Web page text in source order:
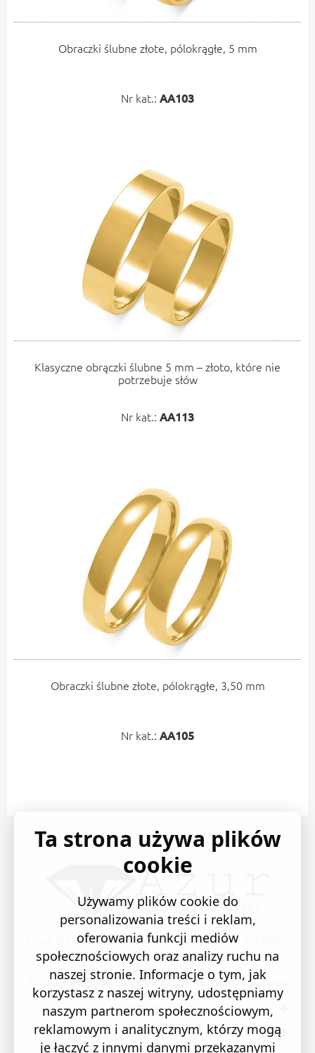
Obraczki ślubne złote, pólokrągłe, 5 mm
Nr kat.: AA103
Klasyczne obrączki ślubne 5 mm – złoto, które nie
potrzebuje słów
Nr kat.: AA113
Obraczki ślubne złote, pólokrągłe, 3,50 mm
Nr kat.: AA105
E-Azur to świetne i sprawdzone miejsce na zakupy. W każdy
produkt wkładamy swoją pasję i serce.
© 2023 Sklep Jubilerski AZUR. Wszystkie prawa zastrzeżone
INFORMACJE
O NAS
Ta strona używa plików
cookie
Używamy plików cookie do
personalizowania treści i reklam,
oferowania funkcji mediów
społecznościowych oraz analizy ruchu na
naszej stronie. Informacje o tym, jak
korzystasz z naszej witryny, udostępniamy
naszym partnerom społecznościowym,
reklamowym i analitycznym, którzy mogą
je łączyć z innymi danymi przekazanymi